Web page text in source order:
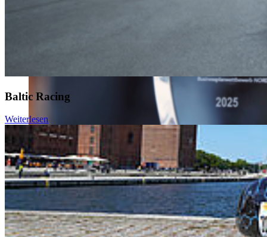
Baltic Racing
Weiterlesen
So war der Businessplanwettbewerb 2024